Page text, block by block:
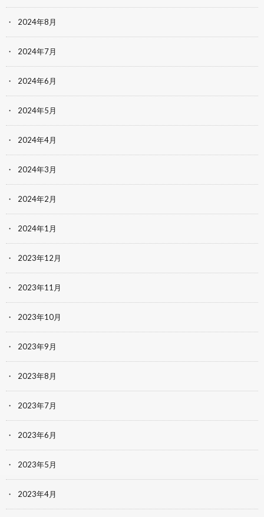
2024年8月
2024年7月
2024年6月
2024年5月
2024年4月
2024年3月
2024年2月
2024年1月
2023年12月
2023年11月
2023年10月
2023年9月
2023年8月
2023年7月
2023年6月
2023年5月
2023年4月